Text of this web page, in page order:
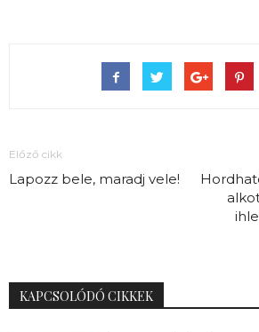
Előző cikk
Lapozz bele, maradj vele!
KAPCSOLÓDÓ CIKKEK